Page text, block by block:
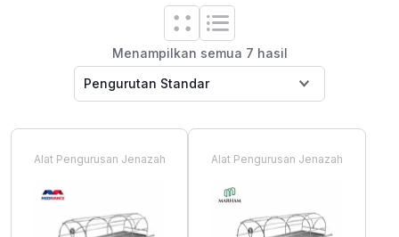
Menampilkan semua 7 hasil
Alat Pengurusan Jenazah Alat Pengurusan Jenazah